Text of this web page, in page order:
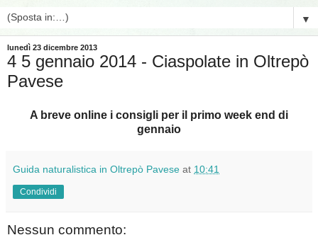
▼
lunedì 23 dicembre 2013
4 5 gennaio 2014 - Ciaspolate in Oltrepò
Pavese
A breve online i consigli per il primo week end di
gennaio
Guida naturalistica in Oltrepò Pavese at 10:41
Condividi
Nessun commento: